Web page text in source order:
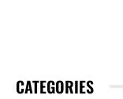
CATEGORIES